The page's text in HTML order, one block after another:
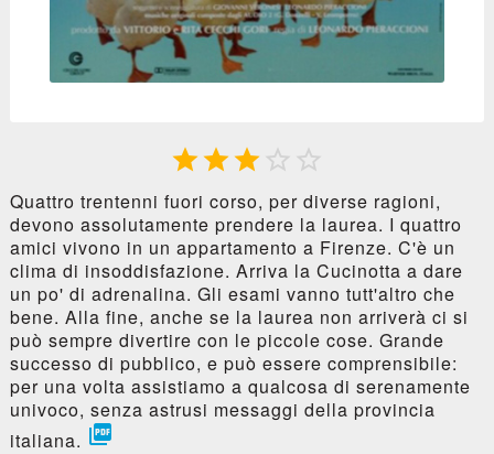
  
Quattro trentenni fuori corso, per diverse ragioni,
devono assolutamente prendere la laurea. I quattro
amici vivono in un appartamento a Firenze. C'è un
clima di insoddisfazione. Arriva la Cucinotta a dare
un po' di adrenalina. Gli esami vanno tutt'altro che
bene. Alla fine, anche se la laurea non arriverà ci si
può sempre divertire con le piccole cose. Grande
successo di pubblico, e può essere comprensibile:
per una volta assistiamo a qualcosa di serenamente
univoco, senza astrusi messaggi della provincia
italiana. 